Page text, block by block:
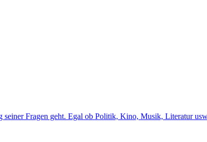
Fragen geht. Egal ob Politik, Kino, Musik, Literatur